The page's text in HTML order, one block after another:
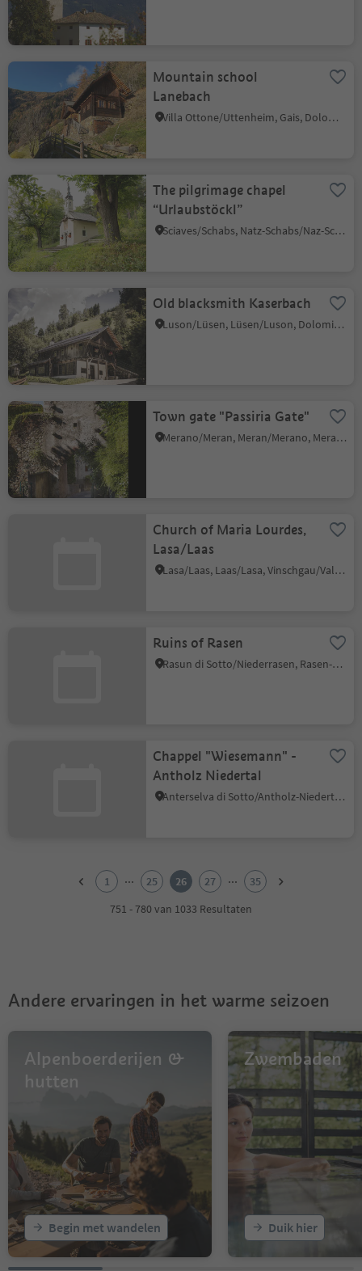
Mountain school
Lanebach
Villa Ottone/Uttenheim, Gais, Dolomites Region Kronplatz/Plan de Corones
The pilgrimage chapel
“Urlaubstöckl”
Sciaves/Schabs, Natz-Schabs/Naz-Sciaves, Brixen/Bressanone and environs
Old blacksmith Kaserbach
Luson/Lüsen, Lüsen/Luson, Dolomites Region Lüsen Villnöss
Town gate "Passiria Gate"
Merano/Meran, Meran/Merano, Meran/Merano and environs
Church of Maria Lourdes,
Lasa/Laas
Lasa/Laas, Laas/Lasa, Vinschgau/Val Venosta
Ruins of Rasen
Rasun di Sotto/Niederrasen, Rasen-Antholz/Rasun Anterselva, Dolomites Region Kronplatz/Plan de Corones
Chappel "Wiesemann" -
Antholz Niedertal
Anterselva di Sotto/Antholz-Niedertal, Rasen-Antholz/Rasun Anterselva, Dolomites Region Kronplatz/Plan de Corones
10
12
17
18
19
21
22
23
24
25
26
1 ... 25 26 27 ...
35
751 - 780 van 1033 Resultaten
Andere ervaringen in het warme seizoen
Alpenboerderijen &
hutten
Begin met wandelen
Zwembaden
Duik hier